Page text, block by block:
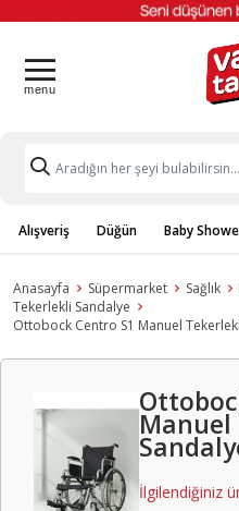
Alışveriş Düğün Baby
Anasayfa Süpermarket Sağlık
Tekerlekli Sandalye
Ottobock Centro S1 Manuel
Manuel
İlgilendiğiniz